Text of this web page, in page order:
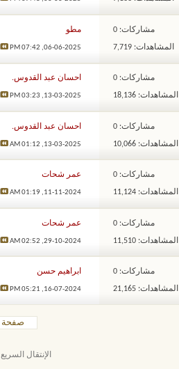
مشاركات: 0
المشاهدات: 7,719
مطو
06-06-2025,
07:42 PM
مشاركات: 0
المشاهدات: 18,136
احسان عبد القدوس.
13-03-2025,
03:23 PM
مشاركات: 0
المشاهدات: 10,066
احسان عبد القدوس.
13-03-2025,
01:12 AM
مشاركات: 0
المشاهدات: 11,124
عمر شحات
11-11-2024,
01:19 AM
مشاركات: 0
المشاهدات: 11,510
عمر شحات
29-10-2024,
02:52 AM
مشاركات: 0
المشاهدات: 21,165
ابراهيم حسن
16-07-2024,
05:21 PM
صفحة 1 من 5
الإنتقال السريع